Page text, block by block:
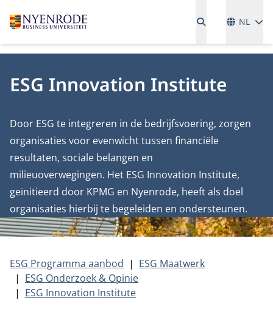
NL
ESG Innovation Institute
Door ESG te integreren in de bedrijfsvoering, zorgen
organisaties voor evenwicht tussen financiële
resultaten, sociale belangen en
milieuoverwegingen. Het ESG Innovation Institute,
geïnitieerd door KPMG en Nyenrode, heeft als doel
organisaties hierbij te begeleiden en ondersteunen.
ESG Programma aanbod
ESG Maatwerk
ESG Onderzoek & Opinie
ESG Innovation Institute